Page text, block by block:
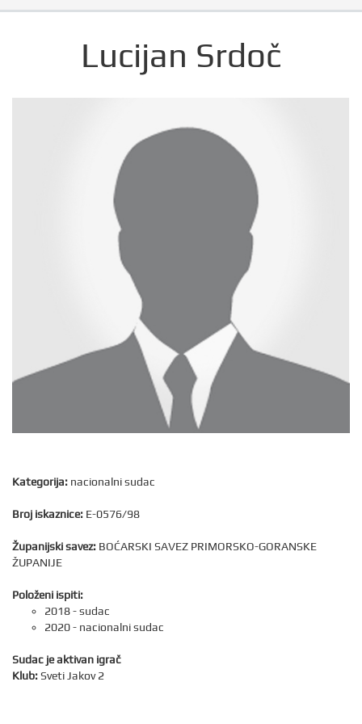
Lucijan Srdoč
Kategorija: nacionalni sudac
Broj iskaznice: E-0576/98
Županijski savez: BOĆARSKI SAVEZ PRIMORSKO-GORANSKE
ŽUPANIJE
Položeni ispiti:
2018 - sudac
2020 - nacionalni sudac
Sudac je aktivan igrač
Klub:Sveti Jakov 2